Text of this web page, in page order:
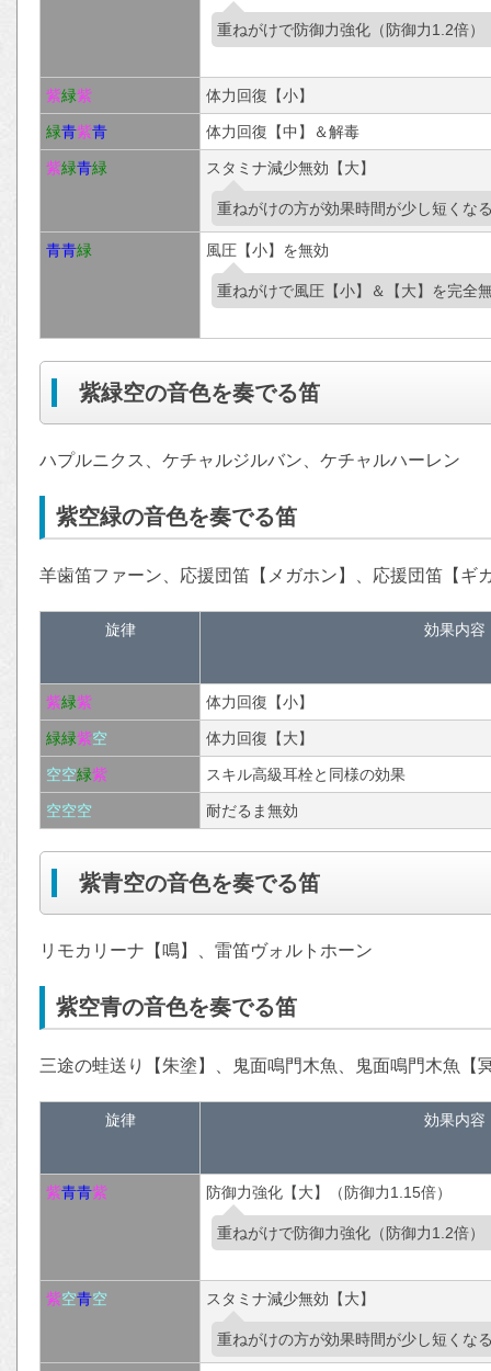
重ねがけで防御力強化（防御力1.2倍）
紫緑紫 体力回復【小】
緑青紫青 体力回復【中】＆解毒
紫緑青緑 スタミナ減少無効【大】
重ねがけの方が効果時間が少し短くな
青青緑 風圧【小】を無効
重ねがけで風圧【小】＆【大】を完全
紫緑空の音色を奏でる笛
ハプルニクス、ケチャルジルバン、ケチャルハーレン
紫空緑の音色を奏でる笛
羊歯笛ファーン、応援団笛【メガホン】、応援団笛【ギ
旋律 効果内容
紫緑紫 体力回復【小】
緑緑紫空 体力回復【大】
空空緑紫 スキル高級耳栓と同様の効果
空空空 耐だるま無効
紫青空の音色を奏でる笛
リモカリーナ【鳴】、雷笛ヴォルトホーン
紫空青の音色を奏でる笛
三途の蛙送り【朱塗】、鬼面鳴門木魚、鬼面鳴門木魚【
旋律 効果内容
紫青青紫 防御力強化【大】（防御力1.15倍）
重ねがけで防御力強化（防御力1.2倍）
紫空青空 スタミナ減少無効【大】
重ねがけの方が効果時間が少し短くな